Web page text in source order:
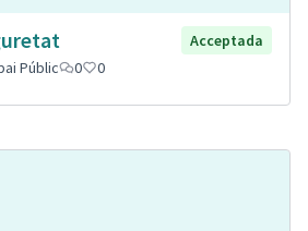
Acceptada
Públic 0 0